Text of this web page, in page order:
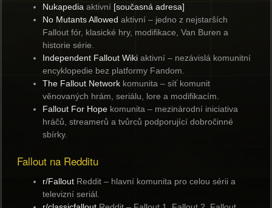
Nukapedia aktivní [současná adresa]
No Mutants Allowed aktivní – jedno z nejstarších
Fallout fór, klasické hry, modifikace, Van Buren a
historie série.
Independent Fallout Wiki aktivní – nezávislá komunitní
encyklopedie bez platformy Fandom.
The Fallout Network komunita – síť komunit
věnovaných hrám, seriálu, lore a modifikacím.
Fallout For Hope komunita – mezinárodní iniciativa
hráčů, streamerů a tvůrců podporující dobročinné
sbírky.
Fallout na Redditu
r/Fallout Reddit – hlavní komunita pro celou sérii a
televizní seriál.